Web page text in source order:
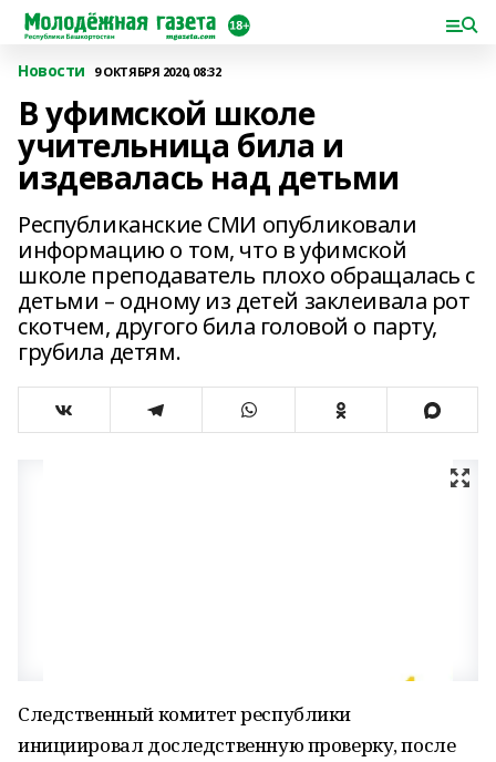
Новости 9 ОКТЯБРЯ 2020, 08:32
В уфимской школе
учительница била и
издевалась над детьми
Республиканские СМИ опубликовали
информацию о том, что в уфимской
школе преподаватель плохо обращалась с
детьми – одному из детей заклеивала рот
скотчем, другого била головой о парту,
грубила детям.
Следственный комитет республики
инициировал доследственную проверку, после